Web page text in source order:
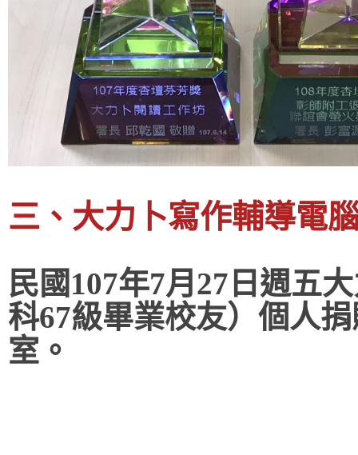
三、大力卜寫作輔導電
民國107年7月27日週五
科67級畢業校友） 個人
室。